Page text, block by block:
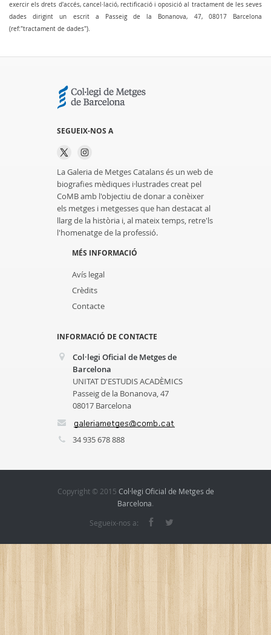
exercir els drets d'accés, cancel·lació, rectificació i oposició al tractament de les seves
dades dirigint un escrit a Passeig de la Bonanova, 47, 08017 Barcelona
(ref:"tractament de dades").
SEGUEIX-NOS A
La Galeria de Metges Catalans és un web de
biografies mèdiques i·lustrades creat pel
CoMB amb l'objectiu de donar a conèixer
els metges i metgesses que han destacat al
llarg de la història i, al mateix temps, retre'ls
l'homenatge de la professió.
MÉS INFORMACIÓ
Avís legal
Crèdits
Contacte
INFORMACIÓ DE CONTACTE
Col·legi Oficial de Metges de
Barcelona
UNITAT D'ESTUDIS ACADÈMICS
Passeig de la Bonanova, 47
08017 Barcelona
34 935 678 888
Copyright © 2015 Col·legi Oficial de Metges de
Barcelona.
Segueix-nos a: